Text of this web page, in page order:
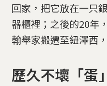
回家，把它放在一只
器櫃裡；之後的20年
翰舉家搬遷至紐澤西
歷久不壞「蛋